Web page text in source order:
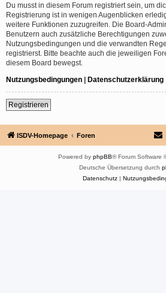
Du musst in diesem Forum registriert sein, um
Registrierung ist in wenigen Augenblicken
weitere Funktionen zuzugreifen. Die Board-
Benutzern auch zusätzliche Berechtigungen
Nutzungsbedingungen und die verwandten
registrierst. Bitte beachte auch die jeweiligen
diesem Board bewegst.
Nutzungsbedingungen | Datenschutzerklärung
Registrieren
ISDV-Homepage Foren
Powered by phpBB® Forum Software
Deutsche Übersetzung durch
Datenschutz|